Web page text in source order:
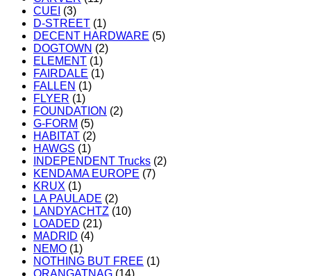
CUEI (3)
D-STREET (1)
DECENT HARDWARE (5)
DOGTOWN (2)
ELEMENT (1)
FAIRDALE (1)
FALLEN (1)
FLYER (1)
FOUNDATION (2)
G-FORM (5)
HABITAT (2)
HAWGS (1)
INDEPENDENT Trucks (2)
KENDAMA EUROPE (7)
KRUX (1)
LA PAULADE (2)
LANDYACHTZ (10)
LOADED (21)
MADRID (4)
NEMO (1)
NOTHING BUT FREE (1)
ORANGATNAG (14)